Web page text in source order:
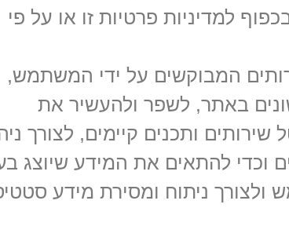
למדיניות פרטיות זו או על פי
המבוקשים על ידי המשתמש,
באתר, לשפר ולהעשיר את
ותכנים קיימים, לצורך
וכדי להתאים את המידע שיוצג
ניתוח ומסירת מידע